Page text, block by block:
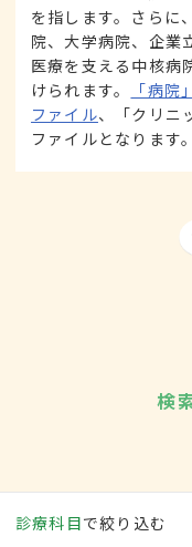
を指します。さらに
院、大学病院、企業
医療を支える中核病
けられます。
「病
ファイル、「クリニ
ファイルとなります。
検
診療科目で絞り込む